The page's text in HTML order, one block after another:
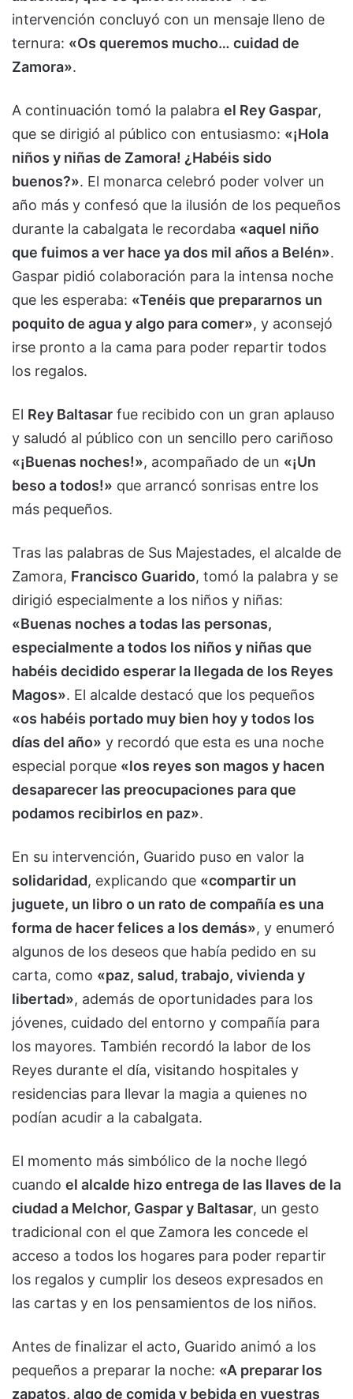
intervención concluyó con un mensaje lleno de
ternura: «Os queremos mucho… cuidad de
Zamora».
A continuación tomó la palabra el Rey Gaspar,
que se dirigió al público con entusiasmo: «¡Hola
niños y niñas de Zamora! ¿Habéis sido
buenos?». El monarca celebró poder volver un
año más y confesó que la ilusión de los pequeños
durante la cabalgata le recordaba «aquel niño
que fuimos a ver hace ya dos mil años a Belén».
Gaspar pidió colaboración para la intensa noche
que les esperaba: «Tenéis que prepararnos un
poquito de agua y algo para comer», y aconsejó
irse pronto a la cama para poder repartir todos
los regalos.
El Rey Baltasar fue recibido con un gran aplauso
y saludó al público con un sencillo pero cariñoso
«¡Buenas noches!», acompañado de un «¡Un
beso a todos!» que arrancó sonrisas entre los
más pequeños.
Tras las palabras de Sus Majestades, el alcalde de
Zamora, Francisco Guarido, tomó la palabra y se
dirigió especialmente a los niños y niñas:
«Buenas noches a todas las personas,
especialmente a todos los niños y niñas que
habéis decidido esperar la llegada de los Reyes
Magos». El alcalde destacó que los pequeños
«os habéis portado muy bien hoy y todos los
días del año» y recordó que esta es una noche
especial porque «los reyes son magos y hacen
desaparecer las preocupaciones para que
podamos recibirlos en paz».
En su intervención, Guarido puso en valor la
solidaridad, explicando que «compartir un
juguete, un libro o un rato de compañía es una
forma de hacer felices a los demás», y enumeró
algunos de los deseos que había pedido en su
carta, como «paz, salud, trabajo, vivienda y
libertad», además de oportunidades para los
jóvenes, cuidado del entorno y compañía para
los mayores. También recordó la labor de los
Reyes durante el día, visitando hospitales y
residencias para llevar la magia a quienes no
podían acudir a la cabalgata.
El momento más simbólico de la noche llegó
cuando el alcalde hizo entrega de las llaves de la
ciudad a Melchor, Gaspar y Baltasar, un gesto
tradicional con el que Zamora les concede el
acceso a todos los hogares para poder repartir
los regalos y cumplir los deseos expresados en
las cartas y en los pensamientos de los niños.
Antes de finalizar el acto, Guarido animó a los
pequeños a preparar la noche: «A preparar los
zapatos, algo de comida y bebida en vuestras